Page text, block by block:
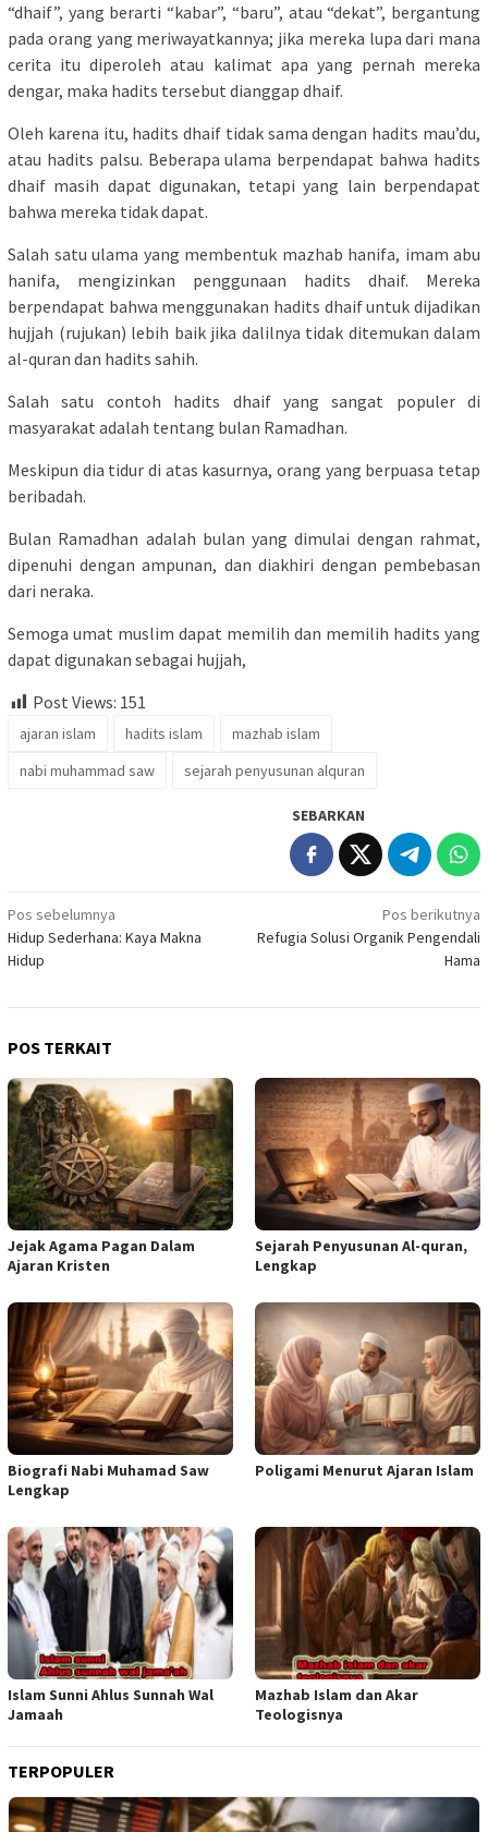
“dhaif”, yang berarti “kabar”, “baru”, atau “dekat”, bergantung
pada orang yang meriwayatkannya; jika mereka lupa dari mana
cerita itu diperoleh atau kalimat apa yang pernah mereka
dengar, maka hadits tersebut dianggap dhaif.
Oleh karena itu, hadits dhaif tidak sama dengan hadits mau’du,
atau hadits palsu. Beberapa ulama berpendapat bahwa hadits
dhaif masih dapat digunakan, tetapi yang lain berpendapat
bahwa mereka tidak dapat.
Salah satu ulama yang membentuk mazhab hanifa, imam abu
hanifa, mengizinkan penggunaan hadits dhaif. Mereka
berpendapat bahwa menggunakan hadits dhaif untuk dijadikan
hujjah (rujukan) lebih baik jika dalilnya tidak ditemukan dalam
al-quran dan hadits sahih.
Salah satu contoh hadits dhaif yang sangat populer di
masyarakat adalah tentang bulan Ramadhan.
Meskipun dia tidur di atas kasurnya, orang yang berpuasa tetap
beribadah.
Bulan Ramadhan adalah bulan yang dimulai dengan rahmat,
dipenuhi dengan ampunan, dan diakhiri dengan pembebasan
dari neraka.
Semoga umat muslim dapat memilih dan memilih hadits yang
dapat digunakan sebagai hujjah,
Post Views: 151
ajaran islam hadits islam
mazhab islam
nabi muhammad saw
sejarah penyusunan alquran
SEBARKAN
Navigasi
pos
Pos sebelumnya
Hidup Sederhana: Kaya Makna
Hidup
Pos berikutnya
Refugia Solusi Organik Pengendali
Hama
POS TERKAIT
Jejak Agama Pagan Dalam
Ajaran Kristen
Sejarah Penyusunan Al-quran,
Lengkap
Biografi Nabi Muhamad Saw
Lengkap
Poligami Menurut Ajaran Islam
Islam Sunni Ahlus Sunnah Wal
Jamaah
Mazhab Islam dan Akar
Teologisnya
TERPOPULER